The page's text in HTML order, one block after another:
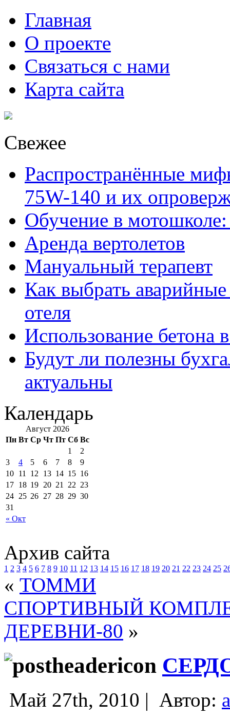
Главная
О проекте
Связаться с нами
Карта сайта
Свежее
Распространённые
75W-140 и их
Обучение в
Аренда вертолетов
Мануальный терапевт
Как выбрать
отеля
Использование бетона
Будут ли полезны
актуальны
Календарь
Август 2026
Пн Вт Ср Чт Пт Сб Вс
« Окт
1
2
3
4 5 6 7 8
9
10 11 12 13 14 15 16
17 18 19 20 21 22 23
24 25 26 27 28 29 30
31
Архив сайта
1 2 3 4 5 6 7 8 9 10 11 12 13 14 15 16 17 18 19 20 21 22 23 24 25
« ТОММИ
СПОРТИВНЫЙ
ДЕРЕВНИ-80 »
Май 27th, 2010 | Автор: